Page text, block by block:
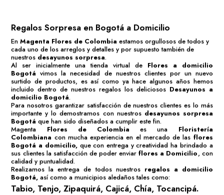
Regalos Sorpresa en Bogotá a Domicilio
EnMagenta Flores de Colombia estamos orgullosos de todos y
cada uno de los arreglos y detalles y por supuesto también de
nuestros desayunos sorpresa.
Al ser inicialmente una tienda virtual de Flores a domicilio
Bogotá vimos la necesidad de nuestros clientes por un nuevo
surtido de productos, es así como ya hace algunos años hemos
incluido dentro de nuestros regalos los deliciosos Desayunos a
domicilio Bogotá.
Para nosotros garantizar satisfacción de nuestros clientes es lo más
importante y lo demostramos con nuestros desayunos sorpresa
Bogotá que han sido diseñados a cumplir este fin.
Magenta Flores de Colombia es una
Floristería
Colombiana con mucha experiencia en el mercado de las flores
Bogotá a domicilio, que con entrega y creatividad ha brindado a
sus clientes la satisfacción de poder enviar flores a Domicilio, con
calidad y puntualidad.
Realizamos la entrega de todos nuestros regalos a domicilio
Bogotá, así como a municipios aledaños tales como:
Tabio, Tenjo, Zipaquirá, Cajicá, Chía, Tocancipá.